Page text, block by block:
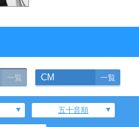
一覧 CM 一覧
五十音順